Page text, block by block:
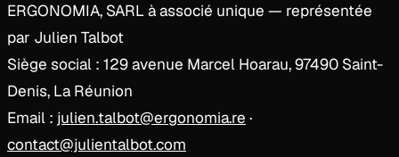
ERGONOMIA, SARL à associé unique — représentée
par Julien Talbot
Siège social : 129 avenue Marcel Hoarau, 97490 Saint-
Denis, La Réunion
Email : julien.talbot@ergonomia.re ·
contact@julientalbot.com